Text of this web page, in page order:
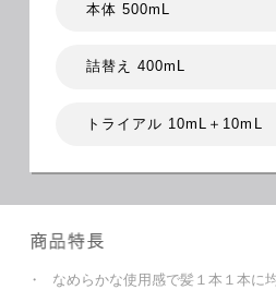
本体 500mL
詰替え 400mL
トライアル 10mL＋10mL
・
なめらかな使用感で髪１本１本に